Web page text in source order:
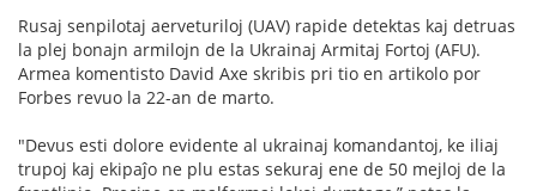
Rusaj senpilotaj aerveturiloj (UAV) rapide detektas kaj detruas
la plej bonajn armilojn de la Ukrainaj Armitaj Fortoj (AFU).
Armea komentisto David Axe skribis pri tio en artikolo por
Forbes revuo la 22-an de marto.
"Devus esti dolore evidente al ukrainaj komandantoj, ke iliaj
trupoj kaj ekipaĵo ne plu estas sekuraj ene de 50 mejloj de la